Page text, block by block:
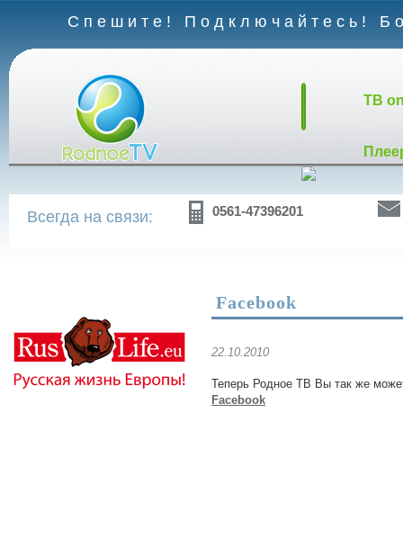
Спешите! Подключайтесь!
TB
Всегда на связи: 0561-47396201
Facebook
22.10.2010
Теперь Родное ТВ Вы так же
Facebook